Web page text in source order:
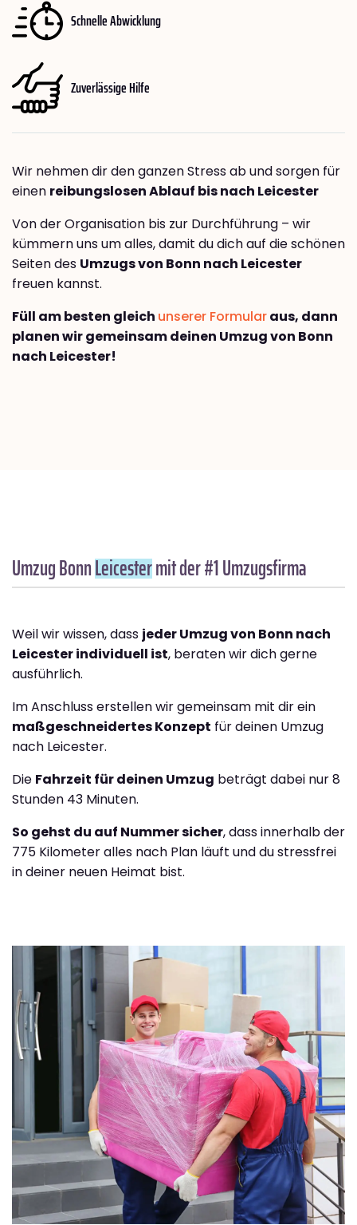
Schnelle Abwicklung
Zuverlässige Hilfe
Wir nehmen dir den ganzen Stress ab und sorgen für
einen reibungslosen Ablauf bis nach Leicester
Von der Organisation bis zur Durchführung – wir
kümmern uns um alles, damit du dich auf die schönen
Seiten des Umzugs von Bonn nach Leicester
freuen kannst.
Füll am besten gleich unserer Formularaus, dann
planen wir gemeinsam deinen Umzug von Bonn
nach Leicester!
Umzug BonnLeicestermit der #1 Umzugsfirma
Weil wir wissen, dass jeder Umzug von Bonn nach
Leicester individuell ist, beraten wir dich gerne
ausführlich.
Im Anschluss erstellen wir gemeinsam mit dir ein
maßgeschneidertes Konzept für deinen Umzug
nach Leicester.
Die Fahrzeit für deinen Umzug beträgt dabei nur 8
Stunden 43 Minuten.
So gehst du auf Nummer sicher, dass innerhalb der
775 Kilometer alles nach Plan läuft und du stressfrei
in deiner neuen Heimat bist.